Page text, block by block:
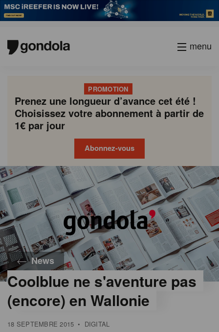
menu
PROMOTION
Prenez une longueur d’avance cet été !
Choisissez votre abonnement à partir de
1€ par jour
Abonnez-vous
News
Coolblue ne s'aventure pas
(encore) en Wallonie
18 SEPTEMBRE 2015 • DIGITAL
Gondola
academy
Gondola
society